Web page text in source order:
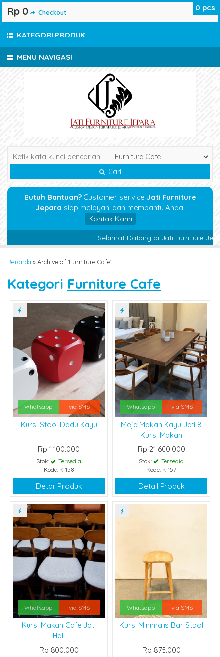
MENU NAVIGASI
Cari
Butuh Bantuan? Customer service Jati Furniture
Jepara siap melayani dan membantu Anda.
Kontak Kami
Selamat Datang di Jati Furniture Jepara
Beranda »Archive of 'Furniture Cafe'
Kategori Furniture Cafe
Whatsapp via SMS
Kursi Stool Dadu Kayu
Rp 1.100.000
Stok:
Tersedia
Kode: K-158
Detail Produk
Whatsapp via SMS
Meja Makan Kayu Jati 8
Kursi Makan
Rp 21.600.000
Stok:
Tersedia
Kode: K-157
Detail Produk
Whatsapp via SMS
Kursi Makan Cafe Jati
Hall
Rp 800.000
Whatsapp via SMS
Kursi Minimalis Bar Stool
Rp 875.000
0 pcs
Rp 0 Checkout
KATEGORI PRODUK